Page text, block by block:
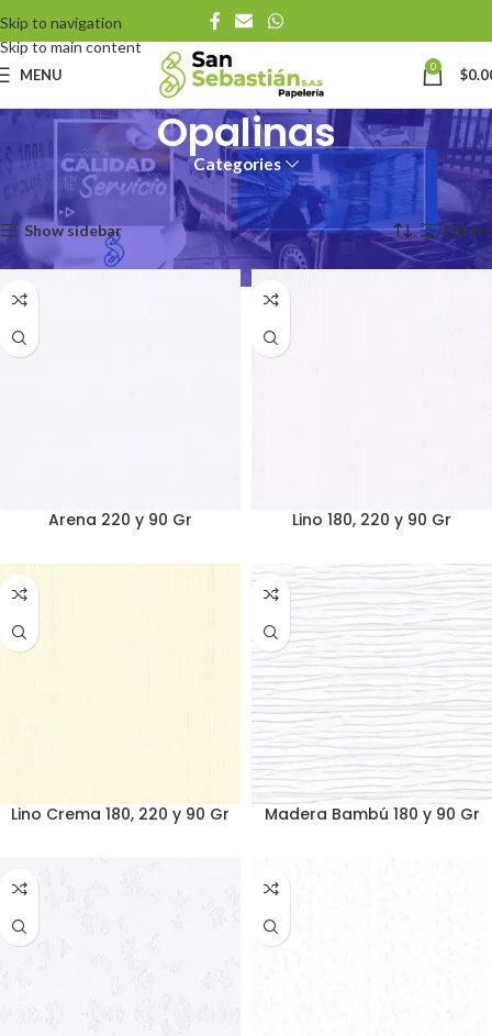
Skip to navigation
Skip to main content
MENU 0 $
Opalinas
Categories
Productos Opalinas Mostrando 1–12 de 16 resultados
Show sidebar Filters
Arena 220 y 90 Gr Lino 180, 220 y 90 Gr
Lino Crema 180, 220 y 90 Gr Madera Bambú 180 y 90 Gr